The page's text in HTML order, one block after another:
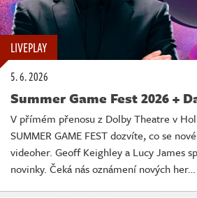
LIVEPLAY
5. 6. 2026
Summer Game Fest 2026 +
V přímém přenosu z Dolby Theatre v
SUMMER GAME FEST dozvíte, co se
videoher. Geoff Keighley a Lucy James
novinky. Čeká nás oznámení nových her…